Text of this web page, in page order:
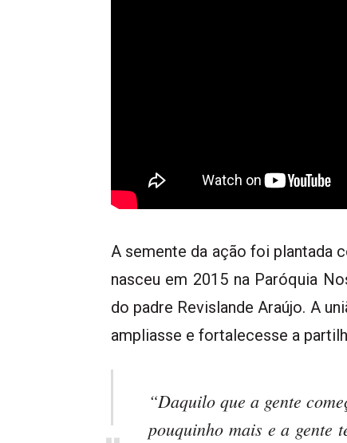
A semente da ação foi plantada
nasceu em 2015 na Paróquia
do padre Revislande Araújo. A
ampliasse e fortalecesse a
“Daquilo que a gente
pouquinho mais e a gente